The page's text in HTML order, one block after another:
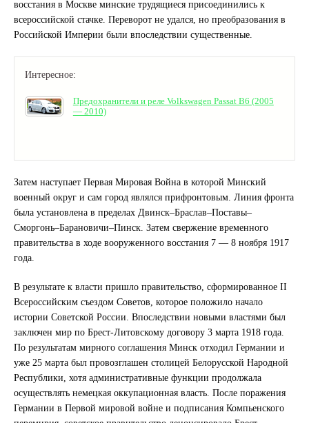
восстания в Москве минские трудящиеся присоединились к
всероссийской стачке. Переворот не удался, но преобразования в
Российской Империи были впоследствии существенные.
Интересное:
Предохранители и реле Volkswagen Passat B6 (2005
— 2010)
Затем наступает Первая Мировая Война в которой Минский
военный округ и сам город являлся прифронтовым. Линия фронта
была установлена в пределах Двинск–Браслав–Поставы–
Сморгонь–Барановичи–Пинск. Затем свержение временного
правительства в ходе вооруженного восстания 7 — 8 ноября 1917
года.
В результате к власти пришло правительство, сформированное II
Всероссийским съездом Советов, которое положило начало
истории Советской России. Впоследствии новыми властями был
заключен мир по Брест-Литовскому договору 3 марта 1918 года.
По результатам мирного соглашения Минск отходил Германии и
уже 25 марта был провозглашен столицей Белорусской Народной
Республики, хотя административные функции продолжала
осуществлять немецкая оккупационная власть. После поражения
Германии в Первой мировой войне и подписания Компьенского